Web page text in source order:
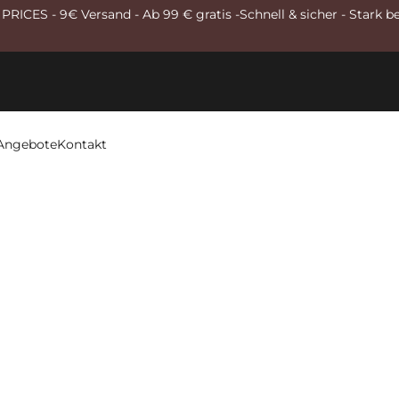
PRICES - 9€ Versand - Ab 99 € gratis -Schnell & sicher - Stark
Kontakt